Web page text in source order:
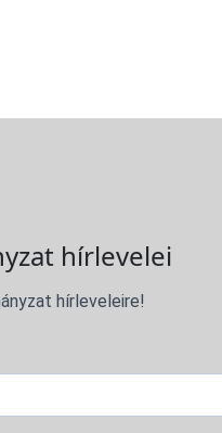
hírlevelei
hírleveleire!